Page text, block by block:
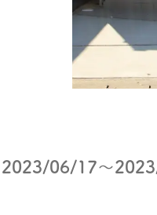
2023/06/17〜